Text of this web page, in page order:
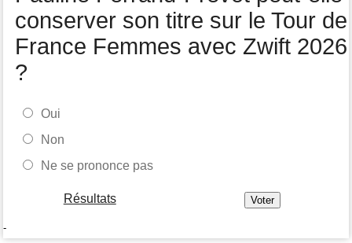
conserver son titre sur le Tour de
France Femmes avec Zwift 2026
?
Oui
Non
Ne se prononce pas
Résultats
-